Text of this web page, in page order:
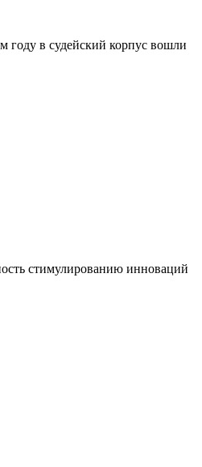
году в судейский корпус вошли
стимулированию инноваций